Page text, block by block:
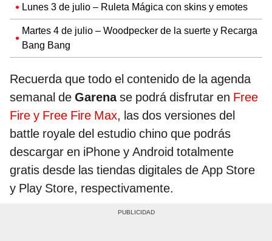
Lunes 3 de julio – Ruleta Mágica con skins y emotes
Martes 4 de julio – Woodpecker de la suerte y Recarga
Bang Bang
Recuerda que todo el contenido de la agenda
semanal de Garenase podrá disfrutar en Free
Fire y Free Fire Max, las dos versiones del
battle royale del estudio chino que podrás
descargar en iPhone y Android totalmente
gratis desde las tiendas digitales de App Store
y Play Store, respectivamente.